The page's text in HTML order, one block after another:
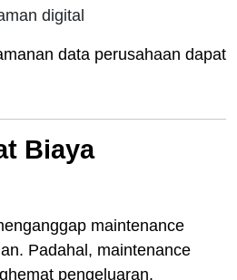
digital
data perusahaan dapat
Biaya
maintenance
Padahal, maintenance
pengeluaran.